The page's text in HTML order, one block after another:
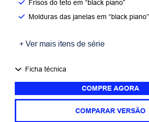
Frisos do teto em “black piano”
Molduras das janelas em “black piano”
+ Ver mais itens de série
Ficha técnica
COMPRE AGORA
COMPARAR VERSÃO